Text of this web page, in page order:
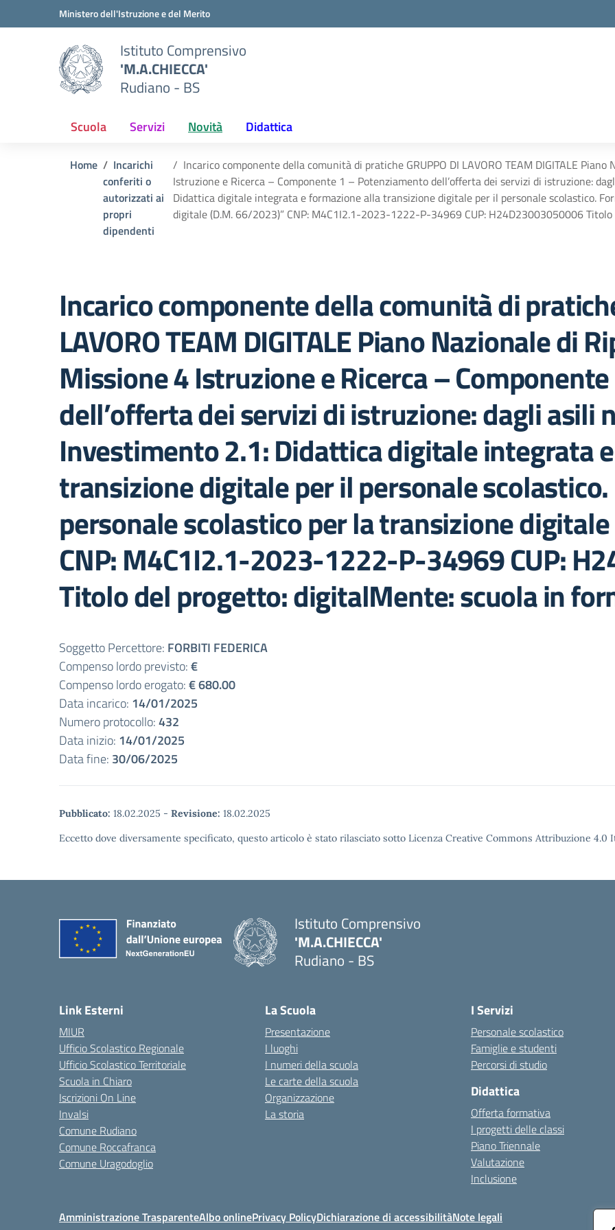
Vai ai contenuti
Vai al menu di navigazioneMinistero dell'Istruzione e del Merito
Istituto Comprensivo
'M.A.CHIECCA'
Rudiano - BS
Scuola Servizi Novità Didattica
Home
Incarichi
conferiti o
autorizzati ai
propri
dipendenti
Incarico componente della comunità di pratiche GRUPPO DI LAVORO TEAM DIGITALE
Istruzione e Ricerca – Componente 1 – Potenziamento dell’offerta dei servizi di istruzione:
Didattica digitale integrata e formazione alla transizione digitale per il personale scolastico.
digitale (D.M. 66/2023)” CNP: M4C1I2.1-2023-1222-P-34969 CUP: H24D23003050006
Incarico componente della comunità di
LAVORO TEAM DIGITALE Piano Nazionale di
Missione 4 Istruzione e Ricerca –
dell’offerta dei servizi di istruzione: dagli asili
Investimento 2.1: Didattica digitale integrata
transizione digitale per il personale
personale scolastico per la transizione
CNP: M4C1I2.1-2023-1222-P-34969 CUP:
Titolo del progetto: digitalMente: scuola in
Soggetto Percettore: FORBITI FEDERICA
Compenso lordo previsto:€
Compenso lordo erogato:€ 680.00
Data incarico: 14/01/2025
Numero protocollo:432
Data inizio: 14/01/2025
Data fine: 30/06/2025
Pubblicato: 18.02.2025 - Revisione: 18.02.2025
Eccetto dove diversamente specificato, questo articolo è stato rilasciato sotto Licenza Creative Commons Attribuzione 4.0
Istituto Comprensivo
'M.A.CHIECCA'
Rudiano - BS
Link Esterni
MIUR
Ufficio Scolastico Regionale
Ufficio Scolastico Territoriale
Scuola in Chiaro
Iscrizioni On Line
Invalsi
Comune Rudiano
Comune Roccafranca
Comune Uragodoglio
La Scuola
Presentazione
I luoghi
I numeri della scuola
Le carte della scuola
Organizzazione
La storia
I Servizi
Personale scolastico
Famiglie e studenti
Percorsi di studio
Didattica
Offerta formativa
I progetti delle classi
Piano Triennale
Valutazione
Inclusione
Amministrazione TrasparenteAlbo onlinePrivacy PolicyDichiarazione di accessibilitàNote legali